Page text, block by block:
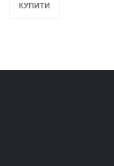
КУПИТИ